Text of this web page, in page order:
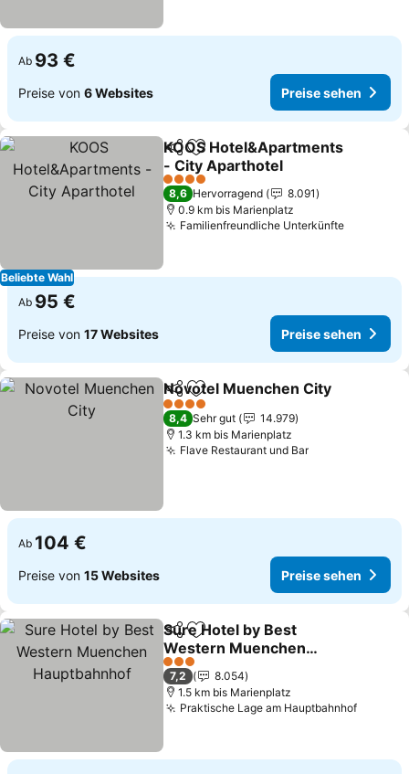
Ab 93 €
Preise von 6 Websites Preise sehen
Beliebte Wahl
TeilenZu Favoriten hinzufügen
KOOS Hotel&Apartments
- City Aparthotel
4 Sterne
8,6 Hervorragend
8.091
0.9 km bis Marienplatz
Familienfreundliche Unterkünfte
Ab 95 €
Preise von 17 Websites Preise sehen
TeilenZu Favoriten hinzufügen
Novotel Muenchen City
4 Sterne
8,4 Sehr gut
14.979
1.3 km bis Marienplatz
Flave Restaurant und Bar
Ab 104 €
Preise von 15 Websites Preise sehen
TeilenZu Favoriten hinzufügen
Sure Hotel by Best
Western Muenchen
Hauptbahnhof
3 Sterne
7,2
8.054
1.5 km bis Marienplatz
Praktische Lage am Hauptbahnhof